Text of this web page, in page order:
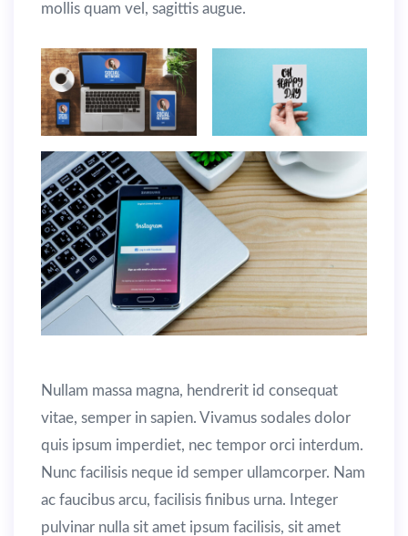
mollis quam vel, sagittis augue.
Nullam massa magna, hendrerit id consequat
vitae, semper in sapien. Vivamus sodales dolor
quis ipsum imperdiet, nec tempor orci interdum.
Nunc facilisis neque id semper ullamcorper. Nam
ac faucibus arcu, facilisis finibus urna. Integer
pulvinar nulla sit amet ipsum facilisis, sit amet